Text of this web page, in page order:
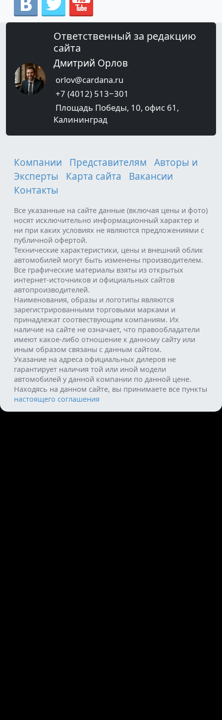
Ответственный за редакцию
сайта
Дмитрий Орлов
orlov@cardana.ru
+7 (4012) 513‒301
Площадь Победы, 10, офис 61,
Калининград
Компании Представителям
Авторы и
Эксперты
Карта сайта
Вакансии
Контакты
Все указанные на сайте данные (включая цены и фото)
носят исключительно информационный характер и
ни при каких условиях не являются предложениями с
публичной офертой.
Технические характеристики, цены и внешний облик
автомобилей могут быть изменены производителем.
Все графические материалы взяты из открытых
интернет-источников и официальных сайтов
автопроизводителей.
Наименования, образы и логотипы являются
зарегистрированными торговыми марками и
принадлежат соотвествующим компаниям. Их
наличие на сайте не означает, что правообладатели
имеют какое-либо отношение к данному сайту или
иным образом связаны с данным сайтом.
Указание на адреса официальных дилеров не
гарантирует наличия той или иной модели
автомобилей у данной компании по данной цене.
Находясь на данном сайте, вы принимаете все пункты
настоящего соглашения